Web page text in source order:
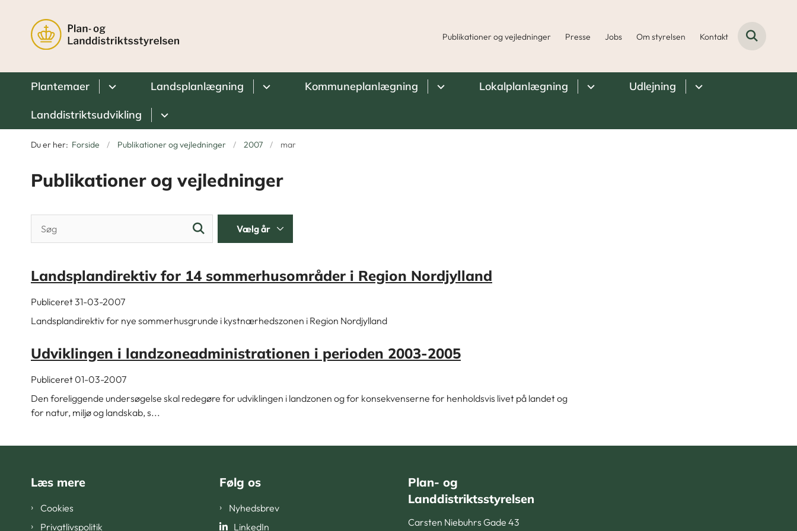
Publikationer og vejledninger Presse Jobs Om styrelsen Kontakt
Plantemaer Landsplanlægning Kommuneplanlægning Lokalplanlægning Udlejning
Landdistriktsudvikling
Du er her: Forside Publikationer og vejledninger 2007 mar
Publikationer og vejledninger
Landsplandirektiv for 14 sommerhusområder i Region Nordjylland
Publiceret 31-03-2007
Landsplandirektiv for nye sommerhusgrunde i kystnærhedszonen i Region Nordjylland
Udviklingen i landzoneadministrationen i perioden 2003-2005
Publiceret 01-03-2007
Den foreliggende undersøgelse skal redegøre for udviklingen i landzonen og for konsekvenserne for henholdsvis livet på landet og
for natur, miljø og landskab, s...
Læs mere
Cookies
Privatlivspolitik
Følg os
Nyhedsbrev
LinkedIn
Plan- og
Landdistriktsstyrelsen
Carsten Niebuhrs Gade 43